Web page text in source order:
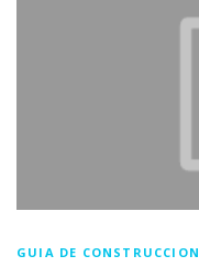
GUIA DE CONSTRUCCION